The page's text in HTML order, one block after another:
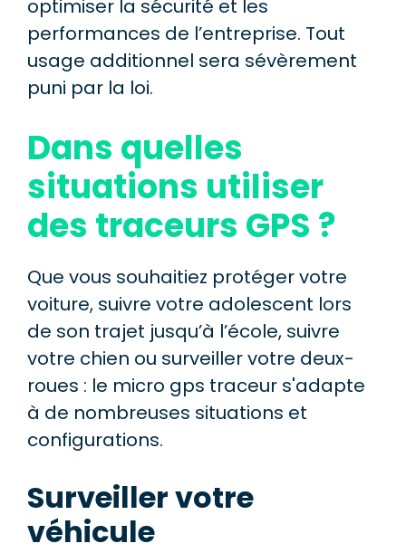
optimiser la sécurité et les
performances de l’entreprise. Tout
usage additionnel sera sévèrement
puni par la loi.
Dans quelles
situations utiliser
des traceurs GPS ?
Que vous souhaitiez protéger votre
voiture, suivre votre adolescent lors
de son trajet jusqu’à l’école, suivre
votre chien ou surveiller votre deux-
roues : le micro gps traceur s'adapte
à de nombreuses situations et
configurations.
Surveiller votre
véhicule